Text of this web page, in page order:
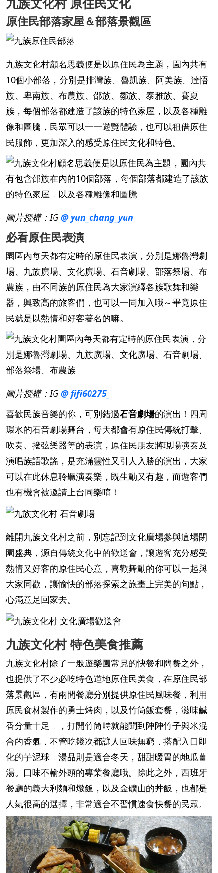
原住民部落家屋＆部落景觀區
九族文化村顧名思義便是以原住民為主題，園內共有
10個小部落，分別是排灣族、魯凱族、阿美族、達悟
族、卑南族、布農族、邵族、鄒族、泰雅族、賽夏
族，每個部落都建造了該族的特色家屋，以及各種雕
像和圖騰，民眾可以一一遊覽體驗，也可以租借原住
民服飾，更加深入的感受原住民文化和特色。
圖片授權：IG @ yun_chang_yun
必看原住民表演
園區內每天都有定時的原住民表演，分別是娜魯灣劇
場、九族廣場、文化廣場、石音劇場、部落祭場、布
農族，由不同族的原住民為大家演繹各族歌舞和樂
器，興致高的旅客們，也可以一同加入哦～畢竟原住
民就是以熱情和好客著名的嘛。
圖片授權：IG @ fifi60275_
喜歡民族音樂的你，可別錯過石音劇場的演出！四周
環水的石音劇場舞台，每天都會有原住民傳統打擊、
吹奏、撥弦樂器等的表演，原住民朋友將現場演奏及
演唱族語歌謠，是充滿靈性又引人入勝的演出，大家
可以在此休息聆聽演奏樂，既生動又有趣，而遊客們
也有機會被邀請上台同樂唷！
離開九族文化村之前，別忘記到文化廣場參與這場閉
園盛典，源自傳統文化中的歡送會，讓遊客充分感受
熱情又好客的原住民心意，喜歡舞動的你可以一起與
大家同歡，讓愉快的部落探索之旅畫上完美的句點，
心滿意足回家去。
九族文化村 特色美食推薦
九族文化村除了一般遊樂園常見的快餐和簡餐之外，
也提供了不少必吃特色道地原住民美食，在原住民部
落景觀區，有兩間餐廳分別提供原住民風味餐，利用
原民食材製作的勇士烤肉，以及竹筒飯套餐，滋味鹹
香分量十足，，打開竹筒時就能聞到陣陣竹子與米混
合的香氣，不管吃幾次都讓人回味無窮，搭配入口即
化的芋泥球；湯品則是適合冬天，甜甜暖胃的地瓜薑
湯。口味不輸外頭的專業餐廳哦。除此之外，西班牙
餐廳的義大利麵和燉飯，以及金礦山的丼飯，也都是
人氣很高的選擇，非常適合不習慣速食快餐的民眾。